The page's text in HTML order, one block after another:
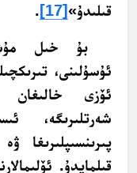
قىلىدۇ»[17]
.
بۇ خىل
ئۇسۇلىنى،
ئۆزى خالىغان
شەرتلىرىگە،
پىرىنسىپلىرىغا
قىلمايدۇ.